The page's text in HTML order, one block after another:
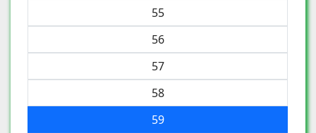
55
56
57
58
59